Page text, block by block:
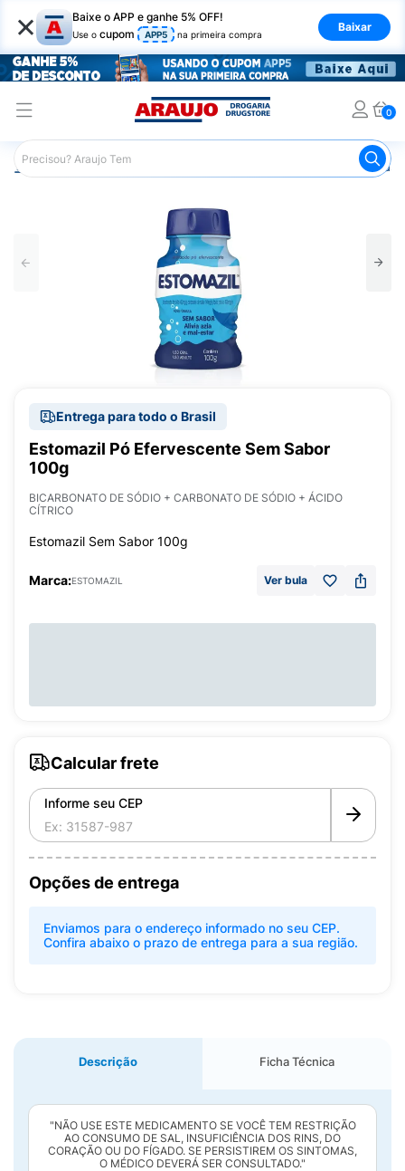
× Baixe o APP e ganhe 5% OFF!
Use o cupom APP5 na primeira compra
Baixar
0
Araujo Medicamentos Remédio para o Estômago e
Entrega para todo o Brasil
Estomazil Pó Efervescente Sem Sabor
100g
BICARBONATO DE SÓDIO + CARBONATO DE SÓDIO + ÁCIDO
CÍTRICO
Estomazil Sem Sabor 100g
Marca:ESTOMAZIL Ver bula
Calcular frete
Informe seu CEP
Opções de entrega
Enviamos para o endereço informado no seu CEP.
Confira abaixo o prazo de entrega para a sua região.
Descrição Ficha Técnica
"NÃO USE ESTE MEDICAMENTO SE VOCÊ TEM RESTRIÇÃO
AO CONSUMO DE SAL, INSUFICIÊNCIA DOS RINS, DO
CORAÇÃO OU DO FÍGADO. SE PERSISTIREM OS SINTOMAS,
O MÉDICO DEVERÁ SER CONSULTADO."